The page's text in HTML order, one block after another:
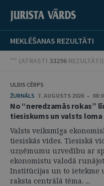
MEKLĒŠANAS REZULTĀTI
"" (ATRASTI 33296 REZULTĀTI)
ULDIS CĒRPS
ŽURNĀLS 7. AUGUSTS 2026 •
No “neredzamās rokas”
tiesiskums un valsts
Valsts veiksmīga
tiesiskās vides. Tiesiskā
uzņēmumu uzvedību ar
ekonomistu valodā
Institūcijas un to ietekme
raksta centrālā tēma. ...